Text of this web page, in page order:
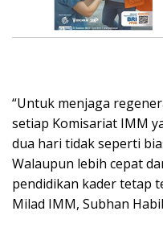
“Untuk menjaga
setiap Komisariat IMM
dua hari tidak seperti
Walaupun lebih cepat
pendidikan kader tetap
Milad IMM, Subhan